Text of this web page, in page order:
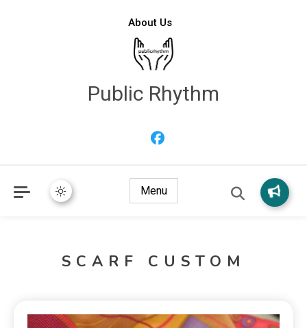
About Us
Public Rhythm
Menu
SCARF CUSTOM